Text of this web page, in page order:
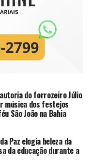
autoria do forrozeiro Júlio
música dos festejos
São João na Bahia
Paz elogia beleza da
da educação durante a